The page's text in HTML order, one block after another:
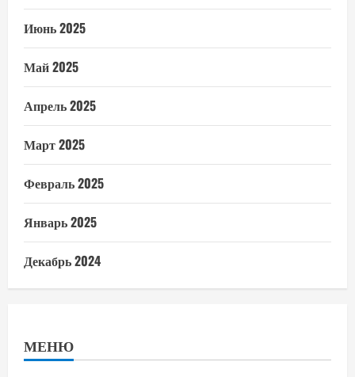
Июнь 2025
Май 2025
Апрель 2025
Март 2025
Февраль 2025
Январь 2025
Декабрь 2024
МЕНЮ